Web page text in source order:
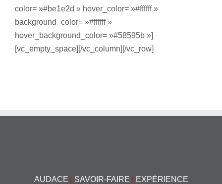
color= »#be1e2d » hover_color= »#ffffff »
background_color= »#ffffff »
hover_background_color= »#58595b »]
[vc_empty_space][/vc_column][/vc_row]
AUDACE SAVOIR-FAIRE EXPÉRIENCE